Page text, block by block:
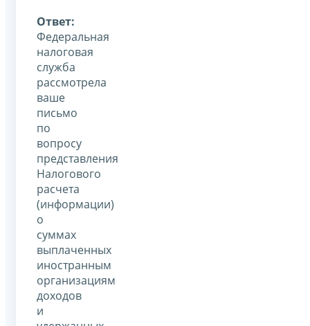
Ответ:
Федеральная
налоговая
служба
рассмотрела
ваше
письмо
по
вопросу
представления
Налогового
расчета
(информации)
о
суммах
выплаченных
иностранным
организациям
доходов
и